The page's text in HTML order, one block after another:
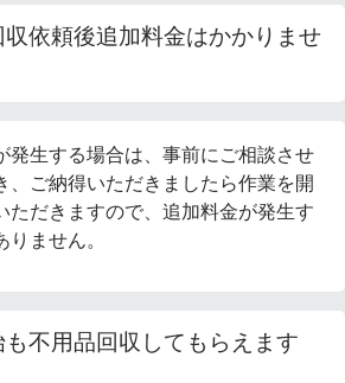
依頼後追加料金はかかりませ
発生する場合は、事前にご相談させ
、ご納得いただきましたら作業を開
ただきますので、追加料金が発生す
りません。
不用品回収してもらえます